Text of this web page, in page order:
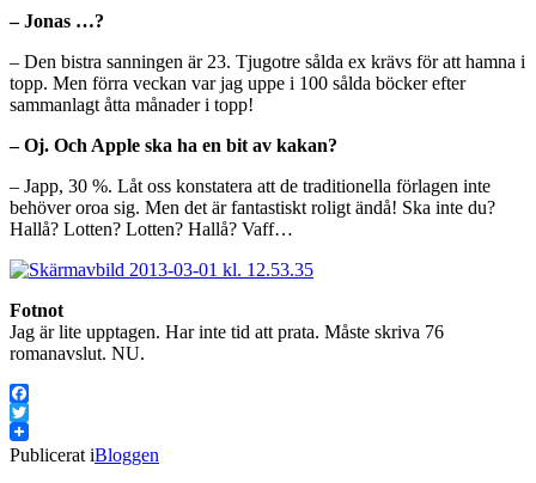
– Jonas …?
– Den bistra sanningen är 23. Tjugotre sålda ex krävs för att hamna i
topp. Men förra veckan var jag uppe i 100 sålda böcker efter
sammanlagt åtta månader i topp!
– Oj. Och Apple ska ha en bit av kakan?
– Japp, 30 %. Låt oss konstatera att de traditionella förlagen inte
behöver oroa sig. Men det är fantastiskt roligt ändå! Ska inte du?
Hallå? Lotten? Lotten? Hallå? Vaff…
Fotnot
Jag är lite upptagen. Har inte tid att prata. Måste skriva 76
romanavslut. NU.
Facebook
Twitter
Publicerat iBloggen